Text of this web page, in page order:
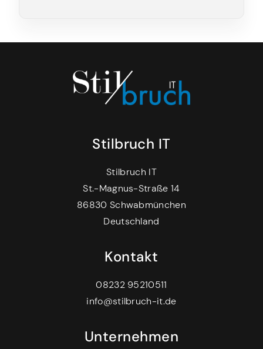
Stilbruch IT
Stilbruch IT
St.-Magnus-Straße 14
86830 Schwabmünchen
Deutschland
Kontakt
08232 95210511
info@stilbruch-it.de
Unternehmen